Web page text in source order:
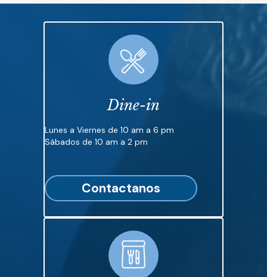
Dine-in
Lunes a Viernes de 10 am a 6 pm
Sábados de 10 am a 2 pm
Contactanos